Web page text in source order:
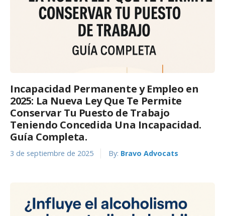
Incapacidad Permanente y Empleo en
2025: La Nueva Ley Que Te Permite
Conservar Tu Puesto de Trabajo
Teniendo Concedida Una Incapacidad.
Guía Completa.
3 de septiembre de 2025 By: Bravo Advocats